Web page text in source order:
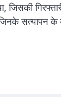
सत्यापन के